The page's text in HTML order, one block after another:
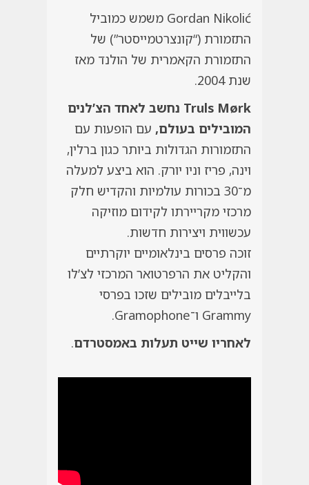
Gordan Nikolić משמש כמוביל
התזמורת (“קונצרטמייסטר”) של
התזמורת הקאמרית של הולנד מאז
שנת 2004.
Truls Mørk נחשב לאחד הצ’לנים
המובילים בעולם, עם הופעות עם
התזמורות הגדולות ביותר כגון ברלין,
וינה, פריז וניו יורק. הוא ביצע למעלה
מ־30 בכורות עולמיות והקדיש חלק
מרכזי מקריירתו לקידום מוזיקה
עכשווית ויצירות חדשות.
זוכה פרסים בינלאומיים יוקרתיים
והקליט את הרפרטואר המרכזי לצ’לו
בלייבלים מובילים שזכו בפרסי
Grammy ו־Gramophone.
לאחריו שייט תעלות באמסטרדם.